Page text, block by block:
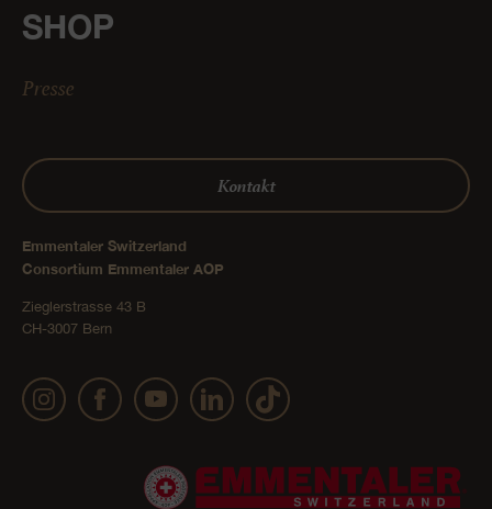
SHOP
Presse
Kontakt
Emmentaler Switzerland
Consortium Emmentaler AOP
Zieglerstrasse 43 B
CH-3007 Bern